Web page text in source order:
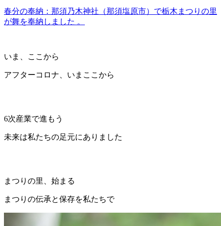
春分の奉納：那須乃木神社（那須塩原市）で栃木まつりの里
が舞を奉納しました 。
いま、ここから
アフターコロナ、いまここから
6次産業で進もう
未来は私たちの足元にありました
まつりの里、始まる
まつりの伝承と保存を私たちで